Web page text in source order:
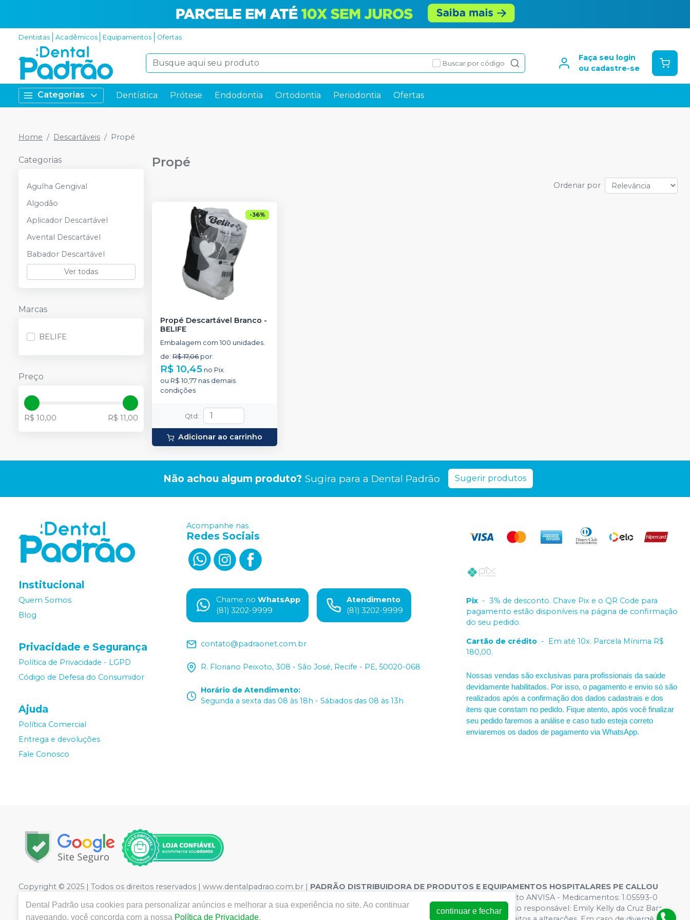
Dentistas Acadêmicos Equipamentos Ofertas
Buscar por código
Faça seu login
ou cadastre-se
Categorias Dentística Prótese Endodontia Ortodontia Periodontia Ofertas
Home Descartáveis Propé
Categorias
Agulha Gengival
Algodão
Aplicador Descartável
Avental Descartável
Babador Descartável
Ver todas
Marcas
BELIFE
Preço
R$ 10,00 R$ 11,00
Propé
Ordenar por
-36%
Propé Descartável Branco -
BELIFE
Embalagem com 100 unidades.
de: R$ 17,06 por:
R$ 10,45 no Pix
ou R$ 10,77 nas demais
condições
Qtd:
Adicionar ao carrinho
Não achou algum produto? Sugira para a Dental Padrão Sugerir produtos
Institucional
Quem Somos
Blog
Privacidade e Segurança
Política de Privacidade - LGPD
Código de Defesa do Consumidor
Ajuda
Política Comercial
Entrega e devoluções
Fale Conosco
Acompanhe nas
Redes Sociais
Chame no WhatsApp
(81) 3202-9999
Atendimento
(81) 3202-9999
contato@padraonet.com.br
R. Floriano Peixoto, 308 - São José, Recife - PE, 50020-068
Horário de Atendimento:
Segunda a sexta das 08 às 18h - Sábados das 08 às 13h
Pix - 3% de desconto. Chave Pix e o QR Code para
pagamento estão disponíveis na página de confirmação
do seu pedido.
Cartão de crédito - Em até 10x. Parcela Mínima R$
180,00.
Nossas vendas são exclusivas para profissionais da saúde
devidamente habilitados. Por isso, o pagamento e envio só são
realizados após a confirmação dos dados cadastrais e dos
itens que constam no pedido. Fique atento, após você finalizar
seu pedido faremos a análise e caso tudo esteja correto
enviaremos os dados de pagamento via WhatsApp.
Copyright © 2025 | Todos os direitos reservados | www.dentalpadrao.com.br | PADRÃO DISTRIBUIDORA DE PRODUTOS E EQUIPAMENTOS HOSPITALARES PE CALLOU
| CNPJ: 09.441.460/0001-20 | Rua Floriano Peixoto, 308 – São José, Recife – PE CEP 50020-060 | Autorizações de Funcionamento ANVISA - Medicamentos: 1.05593-0
Medicamentos controle especial :1.21736-3 Cosméticos: 2.08716-2 Dispositivo Médico: 8.00380-9 Saneantes : 3.02354-1 - Farmacêutico responsável: Emily Kelly da Cruz Barros.
Dental Padrão usa cookies para personalizar anúncios e melhorar a sua experiência no site. Ao continuar
navegando, você concorda com a nossa Política de Privacidade.
continuar e fechar